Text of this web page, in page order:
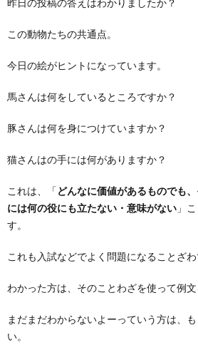
この動物たちの共通点。
今日の絵がヒントになっています。
馬さんは何をしているところですか？
豚さんは何を身につけていますか？
猫さんはの手には何がありますか？
これは、「どんなに価値があるものでも
には何の役にも立たない・意味がない 」
す。
これも入試などでよく問題になることざわ
わかった方は、そのことわざを使って例文
まだまだわからないよーっていう方は、
い。